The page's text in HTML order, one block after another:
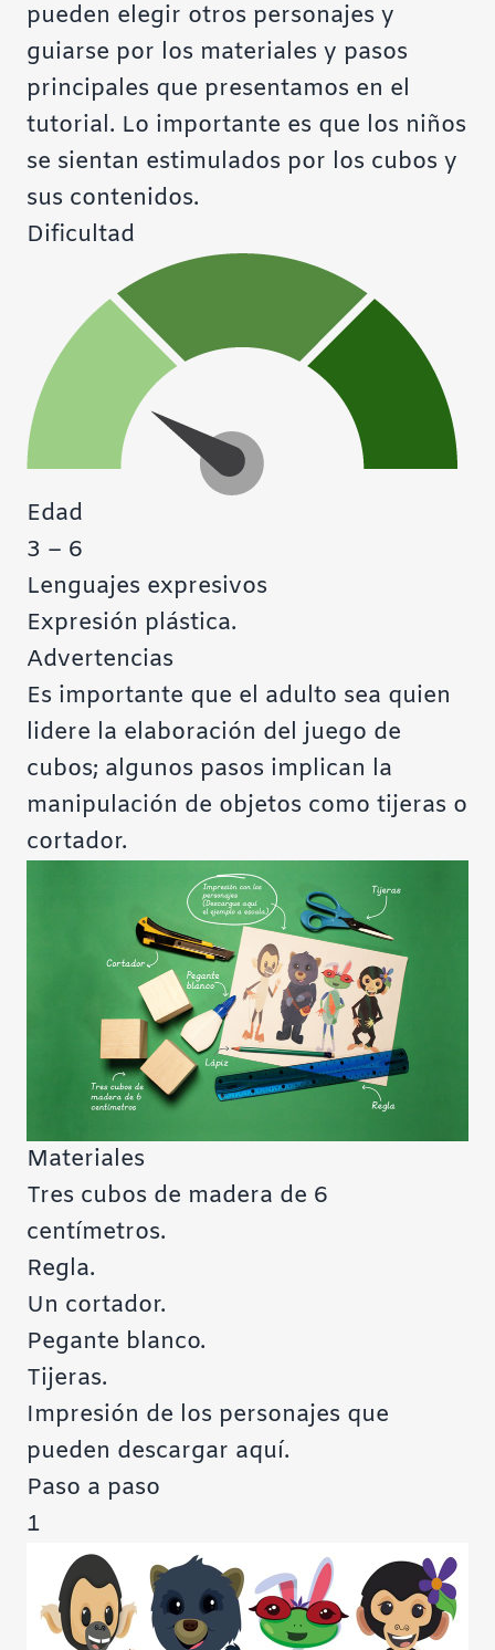
pueden elegir otros personajes y
guiarse por los materiales y pasos
principales que presentamos en el
tutorial. Lo importante es que los niños
se sientan estimulados por los cubos y
sus contenidos.
Dificultad
Edad
3 – 6
Lenguajes expresivos
Expresión plástica.
Advertencias
Es importante que el adulto sea quien
lidere la elaboración del juego de
cubos; algunos pasos implican la
manipulación de objetos como tijeras o
cortador.
Materiales
Tres cubos de madera de 6
centímetros.
Regla.
Un cortador.
Pegante blanco.
Tijeras.
Impresión de los personajes que
pueden descargar aquí.
Paso a paso
1